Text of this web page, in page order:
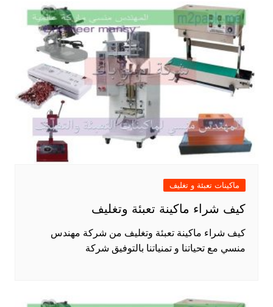
ماكينات تعبئة و تغليف
كيف شراء ماكينة تعبئة وتغليف
كيف شراء ماكينة تعبئة وتغليف من شركة مهندس
منسي مع تحياتنا و تمنياتنا بالتوفيق شركة